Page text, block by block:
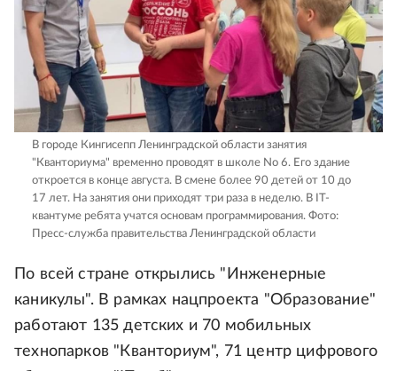
В городе Кингисепп Ленинградской области занятия
"Кванториума" временно проводят в школе No 6. Его здание
откроется в конце августа. В смене более 90 детей от 10 до
17 лет. На занятия они приходят три раза в неделю. В IT-
квантуме ребята учатся основам программирования. Фото:
Пресс-служба правительства Ленинградской области
По всей стране открылись "Инженерные
каникулы". В рамках нацпроекта "Образование"
работают 135 детских и 70 мобильных
технопарков "Кванториум", 71 центр цифрового